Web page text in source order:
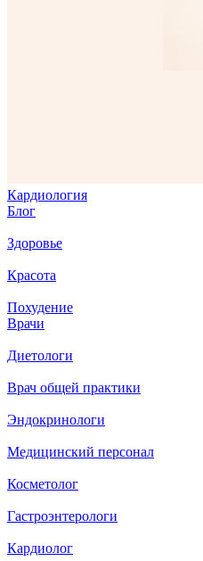
Кардиология
Блог
Здоровье
Красота
Похудение
Врачи
Диетологи
Врач общей практики
Эндокринологи
Медицинский персонал
Косметолог
Гастроэнтерологи
Кардиолог